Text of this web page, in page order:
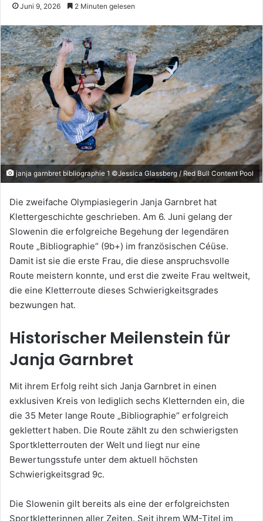
Juni 9, 2026 2 Minuten gelesen
janja garnbret bibliographie 1 ©Jessica Glassberg / Red Bull Content Pool
Die zweifache Olympiasiegerin Janja Garnbret hat
Klettergeschichte geschrieben. Am 6. Juni gelang der
Slowenin die erfolgreiche Begehung der legendären
Route „Bibliographie“ (9b+) im französischen Céüse.
Damit ist sie die erste Frau, die diese anspruchsvolle
Route meistern konnte, und erst die zweite Frau weltweit,
die eine Kletterroute dieses Schwierigkeitsgrades
bezwungen hat.
Historischer Meilenstein für
Janja Garnbret
Mit ihrem Erfolg reiht sich Janja Garnbret in einen
exklusiven Kreis von lediglich sechs Kletternden ein, die
die 35 Meter lange Route „Bibliographie“ erfolgreich
geklettert haben. Die Route zählt zu den schwierigsten
Sportkletterrouten der Welt und liegt nur eine
Bewertungsstufe unter dem aktuell höchsten
Schwierigkeitsgrad 9c.
Die Slowenin gilt bereits als eine der erfolgreichsten
Sportkletterinnen aller Zeiten. Seit ihrem WM-Titel im